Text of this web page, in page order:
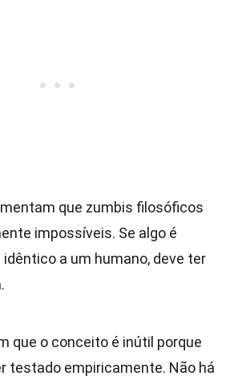
que zumbis filosóficos
impossíveis. Se algo é
a um humano, deve ter
que o conceito é inútil porque
testado empiricamente. Não há